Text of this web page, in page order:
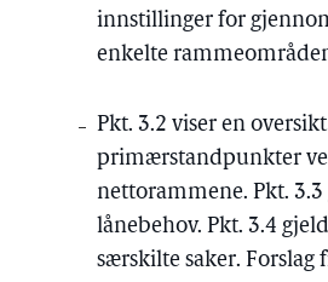
innstillinger for
enkelte
Pkt. 3.2 viser en
primærstandpunkter
nettorammene. Pkt. 3.3
lånebehov. Pkt. 3.4
særskilte saker. Forslag